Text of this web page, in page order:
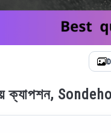
ক্যাপশন,